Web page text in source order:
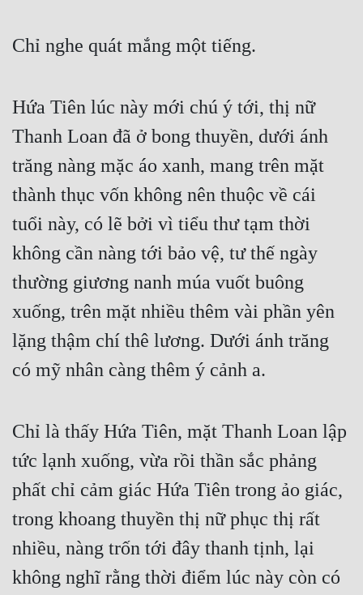
Lịch Sử
Ngôn Tình
Ngược
Nữ Cường
Nữ Phụ
Phong Thủy - Tâm Linh
Phương Tây
Phản Phái
Sủng
Thanh Xuân
Chỉ nghe quát mắng một tiếng.
Hứa Tiên lúc này mới chú ý tới, thị nữ
Thanh Loan đã ở bong thuyền, dưới ánh
trăng nàng mặc áo xanh, mang trên mặt
thành thục vốn không nên thuộc về cái
tuổi này, có lẽ bởi vì tiểu thư tạm thời
không cần nàng tới bảo vệ, tư thế ngày
thường giương nanh múa vuốt buông
xuống, trên mặt nhiều thêm vài phần yên
lặng thậm chí thê lương. Dưới ánh trăng
có mỹ nhân càng thêm ý cảnh a.
Chỉ là thấy Hứa Tiên, mặt Thanh Loan lập
tức lạnh xuống, vừa rồi thần sắc phảng
phất chỉ cảm giác Hứa Tiên trong ảo giác,
trong khoang thuyền thị nữ phục thị rất
nhiều, nàng trốn tới đây thanh tịnh, lại
không nghĩ rằng thời điểm lúc này còn có